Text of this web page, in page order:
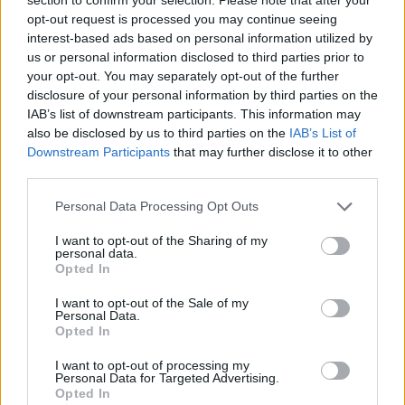
opt-out request is processed you may continue seeing
interest-based ads based on personal information utilized by
us or personal information disclosed to third parties prior to
your opt-out. You may separately opt-out of the further
disclosure of your personal information by third parties on the
IAB’s list of downstream participants. This information may
also be disclosed by us to third parties on the IAB’s List of
Downstream Participants that may further disclose it to other
Personal Data Processing Opt Outs
I want to opt-out of the Sharing of my
personal data.
Opted In
I want to opt-out of the Sale of my
Personal Data.
Opted In
I want to opt-out of processing my
Personal Data for Targeted Advertising.
Opted In
Donini-. Rinnoviamo l’impegno economico della Regione e
investiamo sempre maggiori risorse per continuare a garantire ai
cittadini un servizio all’altezza della sua storia e per migliorarlo, se
possibile, ancora di più”.
La ripartizione delle risorse per Azienda sanitaria
Universitaria di Parma 4.906.921; Ausl Reggio Emilia 775.975; Ausl
Modena 1.000.000; Ausl Bologna 32.948.536; Ausl Imola 120.000;
Ausl Ferrara 432.787; Ausl Romagna 5.340.167.
La ripartizione delle risorse per ambito di intervento
per le tecnologie al servizio della centrale operativa e per il suo
sistema gestionale viene assegnato 1.801.396 euro all’Ausl di